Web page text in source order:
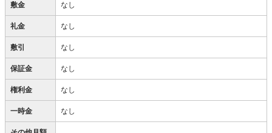
敷金 なし
礼金 なし
敷引 なし
保証金 なし
権利金 なし
一時金 なし